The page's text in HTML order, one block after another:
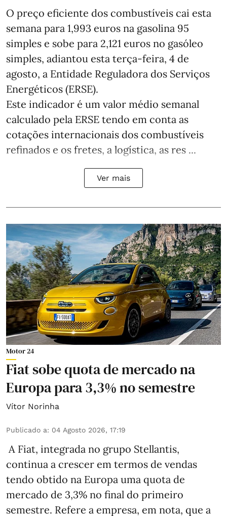
O preço eficiente dos combustíveis cai esta
semana para 1,993 euros na gasolina 95
simples e sobe para 2,121 euros no gasóleo
simples, adiantou esta terça-feira, 4 de
agosto, a Entidade Reguladora dos Serviços
Energéticos (ERSE).
Este indicador é um valor médio semanal
calculado pela ERSE tendo em conta as
cotações internacionais dos combustíveis
refinados e os fretes, a logística, as res ...
Ver mais
Motor 24
Fiat sobe quota de mercado na
Europa para 3,3% no semestre
Vítor Norinha
Publicado a: 04 Agosto 2026, 17:19
A Fiat, integrada no grupo Stellantis,
continua a crescer em termos de vendas
tendo obtido na Europa uma quota de
mercado de 3,3% no final do primeiro
semestre. Refere a empresa, em nota, que a